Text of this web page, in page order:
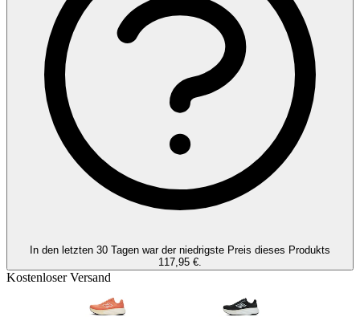
In den letzten 30 Tagen war der niedrigste Preis dieses Produkts
117,95 €.
Kostenloser Versand